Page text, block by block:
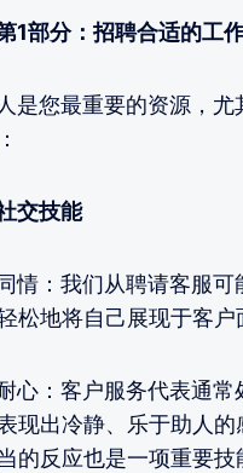
1部分：招聘合适的工
您最重要的资源，尤
交技能
：我们从聘请客服可
松地将自己展现于客户
：客户服务代表通常
现出冷静、乐于助人
的反应也是一项重要技